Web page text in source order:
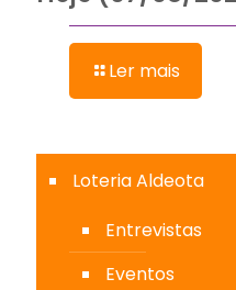
Ler mais
Loteria Aldeota
Entrevistas
Eventos